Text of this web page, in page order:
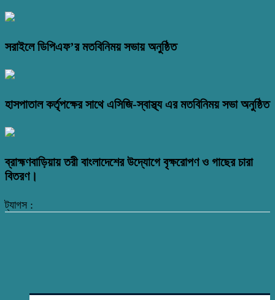
সরাইলে ডিপিএফ’র মতবিনিময় সভায় অনুষ্ঠিত
হাসপাতাল কর্তৃপক্ষের সাথে এসিজি-স্বাস্থ্য এর মতবিনিময় সভা অনুষ্ঠিত
ব্রাহ্মণবাড়িয়ায় তরী বাংলাদেশের উদ্যোগে বৃক্ষরোপণ ও গাছের চারা
বিতরণ।
ট্যাগস :